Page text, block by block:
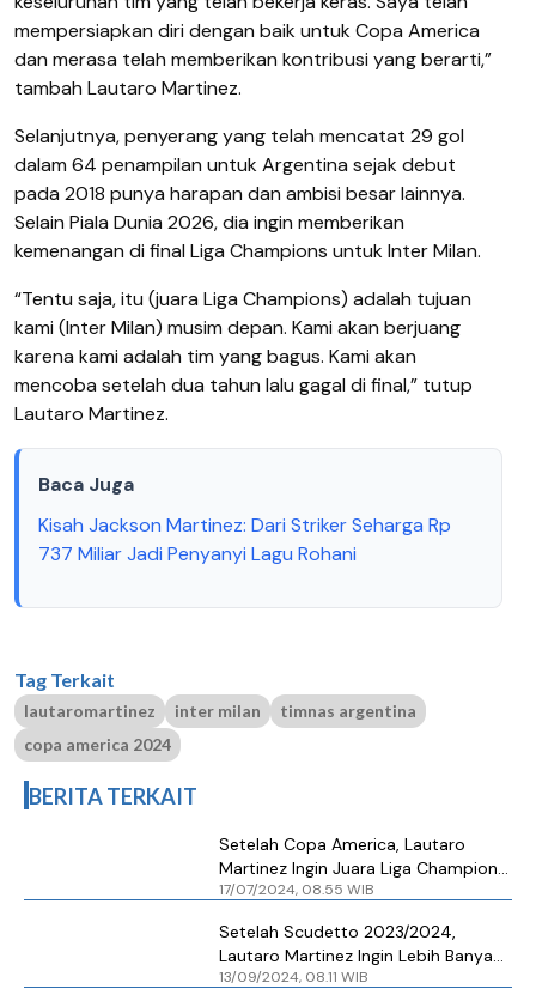
mempersiapkan diri dengan baik untuk Copa America
dan merasa telah memberikan kontribusi yang berarti,”
tambah Lautaro Martinez.
Selanjutnya, penyerang yang telah mencatat 29 gol
dalam 64 penampilan untuk Argentina sejak debut
pada 2018 punya harapan dan ambisi besar lainnya.
Selain Piala Dunia 2026, dia ingin memberikan
kemenangan di final Liga Champions untuk Inter Milan.
“Tentu saja, itu (juara Liga Champions) adalah tujuan
kami (Inter Milan) musim depan. Kami akan berjuang
karena kami adalah tim yang bagus. Kami akan
mencoba setelah dua tahun lalu gagal di final,” tutup
Lautaro Martinez.
Baca Juga
Kisah Jackson Martinez: Dari Striker Seharga Rp
737 Miliar Jadi Penyanyi Lagu Rohani
Tag Terkait
lautaromartinez inter milan
timnas argentina
copa america 2024
BERITA TERKAIT
Setelah Copa America, Lautaro
Martinez Ingin Juara Liga Champions
dengan Inter Milan
17/07/2024, 08.55 WIB
Setelah Scudetto 2023/2024,
Lautaro Martinez Ingin Lebih Banyak
Trofi dengan Inter Milan
13/09/2024, 08.11 WIB